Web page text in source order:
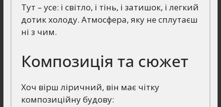
Тут – усе: і світло, і тінь, і затишок, і легкий
дотик холоду. Атмосфера, яку не сплутаєш
ні з чим.
Композиція та сюжет
Хоч вірш ліричний, він має чітку
композиційну будову: